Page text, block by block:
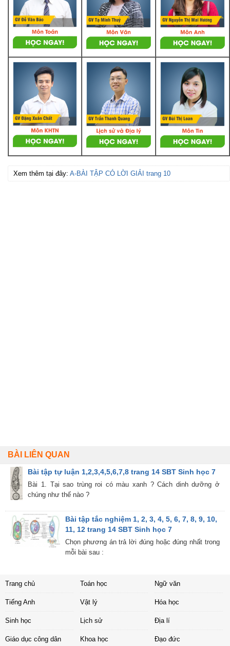
Xem thêm tại đây: A-BÀI TẬP CÓ LỜI GIẢI trang 10
BÀI LIÊN QUAN
Bài tập tự luận 1,2,3,4,5,6,7,8 trang 14 SBT Sinh học 7
Bài 1. Tại sao trùng roi có màu xanh ? Cách dinh dưỡng ở
chúng như thế nào ?
Bài tập tắc nghiệm 1, 2, 3, 4, 5, 6, 7, 8, 9, 10,
11, 12 trang 14 SBT Sinh học 7
Chọn phương án trả lời đúng hoặc đúng nhất trong
mỗi bài sau :
Trang chủ Toán học Ngữ văn
Tiếng Anh Vật lý Hóa học
Sinh học Lịch sử Địa lí
Giáo dục công dân Khoa học Đạo đức